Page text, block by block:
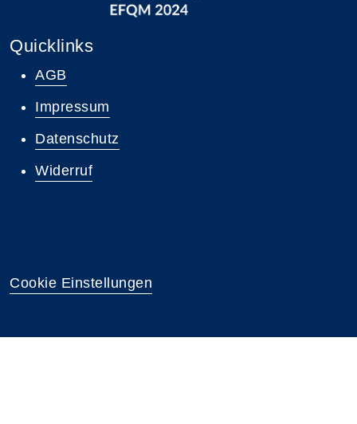
Quicklinks
AGB
Impressum
Datenschutz
Widerruf
Cookie Einstellungen